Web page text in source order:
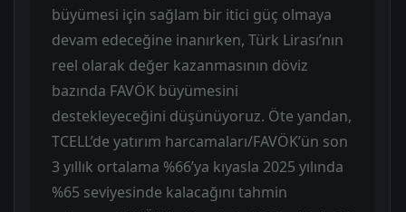
büyümesi için sağlam bir itici güç olmaya
devam edeceğine inanırken, Türk Lirası’nın
reel olarak değer kazanmasının döviz
bazında FAVÖK büyümesini
destekleyeceğini düşünüyoruz. Öte yandan,
TCELL’de yatırım harcamaları/FAVÖK’ün son
3 yıllık ortalama %66’ya kıyasla 2025 yılında
%65 seviyesinde kalacağını tahmin